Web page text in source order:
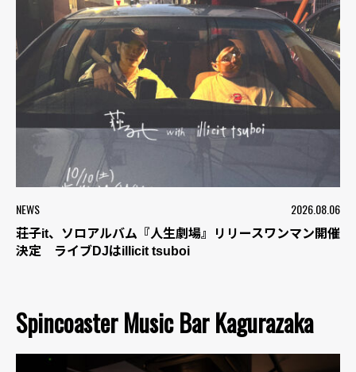
NEWS 2026.08.06
荘子it、ソロアルバム『人生劇場』リリースワンマン開催
決定 ライブDJはillicit tsuboi
Spincoaster Music Bar Kagurazaka